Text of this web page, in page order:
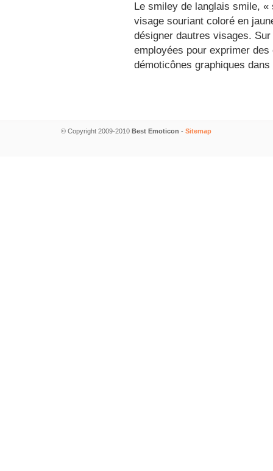
Le smiley de langlais smile,
visage souriant coloré en
désigner dautres visages.
employées pour exprimer
démoticônes graphiques
© Copyright 2009-2010 Best Emoticon - Sitemap